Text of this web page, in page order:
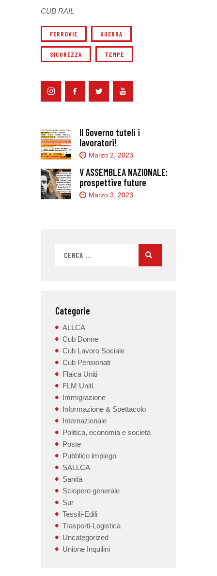
CUB RAIL
FERROVIE GUERRA
SICUREZZA TEMPE
Il Governo tuteli i
lavoratori!
Marzo 2, 2023
V ASSEMBLEA NAZIONALE:
prospettive future
Marzo 3, 2023
Categorie
ALLCA
Cub Donne
Cub Lavoro Sociale
Cub Pensionati
Flaica Uniti
FLM Uniti
Immigrazione
Informazione & Spettacolo
Internazionale
Politica, economia e società
Poste
Pubblico impiego
SALLCA
Sanità
Sciopero generale
Sur
Tessili-Edili
Trasporti-Logistica
Uncategorized
Unione Inquilini